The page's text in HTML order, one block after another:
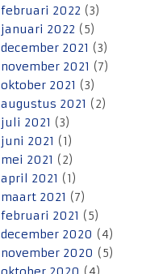
februari 2022 (3)
januari 2022 (5)
december 2021 (3)
november 2021 (7)
oktober 2021 (3)
augustus 2021 (2)
juli 2021 (3)
juni 2021 (1)
mei 2021 (2)
april 2021 (1)
maart 2021 (7)
februari 2021 (5)
december 2020 (4)
november 2020 (5)